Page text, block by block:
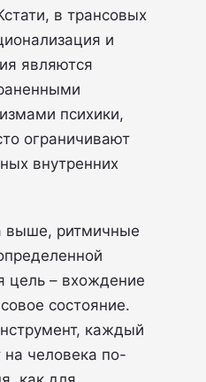
в трансовых
и
являются
психики,
ограничивают
внутренних
выше, ритмичные
цель – вхождение
состояние.
каждый
на человека по-